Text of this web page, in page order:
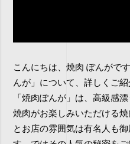
こんにちは、焼肉 ぽんがで
んが」について、詳しくご
「焼肉ぽんが」は、高級感
焼肉がお楽しみいただける
とお店の雰囲気は有名人も